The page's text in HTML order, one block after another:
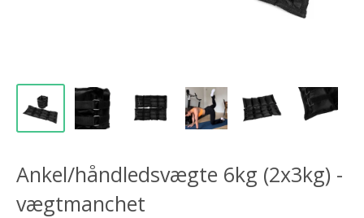
Ankel/håndledsvægte 6kg (2x3kg) -
vægtmanchet